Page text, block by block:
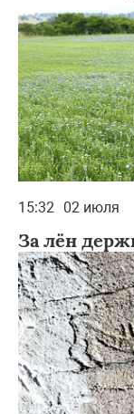
15:32 02 июля
За лён